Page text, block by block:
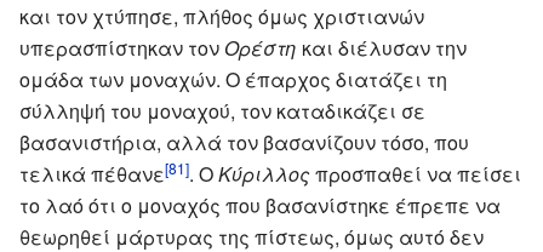
και τον χτύπησε, πλήθος όμως χριστιανών
υπερασπίστηκαν τον Ορέστη και διέλυσαν την
ομάδα των μοναχών. Ο έπαρχος διατάζει τη
σύλληψή του μοναχού, τον καταδικάζει σε
βασανιστήρια, αλλά τον βασανίζουν τόσο, που
τελικά πέθανε[81]. ΟΚύριλλοςπροσπαθεί να πείσει
το λαό ότι ο μοναχός που βασανίστηκε έπρεπε να
θεωρηθεί μάρτυρας της πίστεως, όμως αυτό δεν